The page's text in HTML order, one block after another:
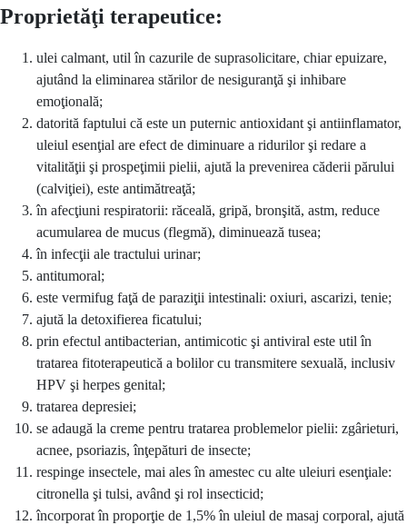
Proprietăţi terapeutice:
ulei calmant, util în cazurile de suprasolicitare, chiar epuizare,
ajutând la eliminarea stărilor de nesiguranţă şi inhibare
emoţională;
datorită faptului că este un puternic antioxidant şi antiinflamator,
uleiul esenţial are efect de diminuare a ridurilor şi redare a
vitalităţii şi prospeţimii pielii, ajută la prevenirea căderii părului
(calviţiei), este antimătreaţă;
în afecţiuni respiratorii: răceală, gripă, bronşită, astm, reduce
acumularea de mucus (flegmă), diminuează tusea;
în infecţii ale tractului urinar;
antitumoral;
este vermifug faţă de paraziţii intestinali: oxiuri, ascarizi, tenie;
ajută la detoxifierea ficatului;
prin efectul antibacterian, antimicotic şi antiviral este util în
tratarea fitoterapeutică a bolilor cu transmitere sexuală, inclusiv
HPV şi herpes genital;
tratarea depresiei;
se adaugă la creme pentru tratarea problemelor pielii: zgârieturi,
acnee, psoriazis, înţepături de insecte;
respinge insectele, mai ales în amestec cu alte uleiuri esenţiale:
citronella şi tulsi, având şi rol insecticid;
încorporat în proporţie de 1,5% în uleiul de masaj corporal, ajută